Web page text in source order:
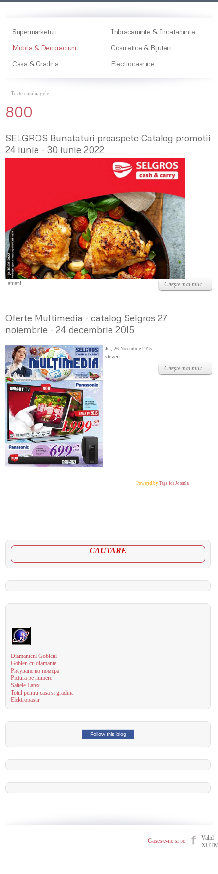
Supermarketuri
Inbracaminte & Incataminte
Mobila & Decoraciuni
Cosmetice & Bijuterii
Casa & Gradina
Electrocasnice
Toate cataloagele
800
SELGROS Bunataturi proaspete Catalog promotii
24 iunie - 30 iunie 2022
Vineri, 24 Iunie 2022
aniani Citeşte mai mult...
Oferte Multimedia - catalog Selgros 27
noiembrie - 24 decembrie 2015
Joi, 26 Noiembrie 2015
steven
Citeşte mai mult...
Powered by Tags for Joomla
CAUTARE
Diamanteni Gobleni
Goblen cu diamante
Рисуване по номера
Pictura pe numere
Saltele Latex
Totul pentru casa si gradina
Elektropastir
Follow this blog
Gaseste-ne si pe
Valid